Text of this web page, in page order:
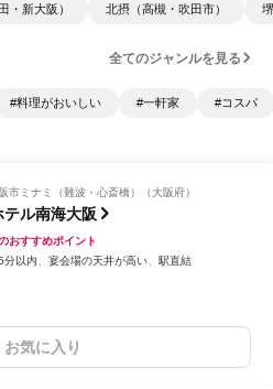
・新大阪） 北摂（高槻・吹田市）
全てのジャンルを見る
#料理がおいしい #一軒家 #コスパ
市ミナミ（難波・心斎橋）（大阪府）
テル南海大阪
おすすめポイント
分以内
宴会場の天井が高い 駅直結
お気に入り